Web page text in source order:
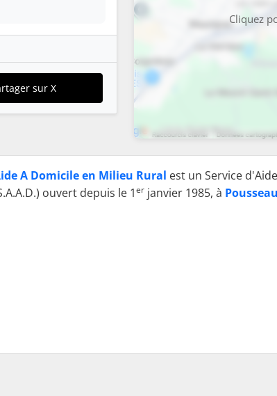
Cliquez
sur X
A Domicile en Milieu Rural est un Service
ouvert depuis le 1er janvier 1985, à